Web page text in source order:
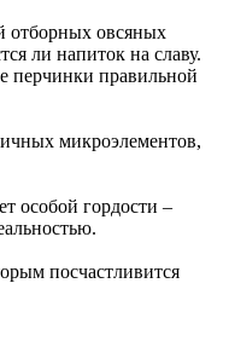
отборных овсяных
ли напиток на славу.
перчинки правильной
микроэлементов,
особой гордости –
посчастливится